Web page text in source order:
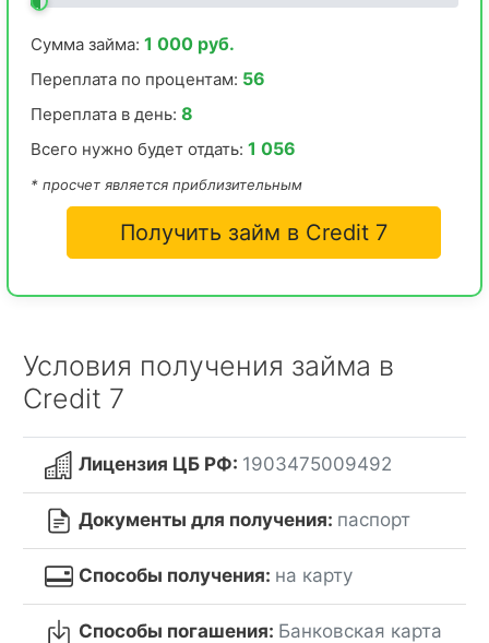
Сумма займа: 1 000 руб.
Переплата по процентам: 56
Переплата в день: 8
Всего нужно будет отдать: 1 056
* просчет является приблизительным
Получить займ в Credit 7
Условия получения займа в
Credit 7
Лицензия ЦБ РФ: 1903475009492
Документы для получения: паспорт
Способы получения: на карту
Способы погашения: Банковская карта